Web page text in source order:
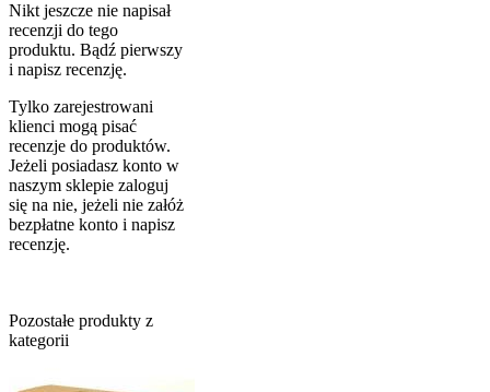
Nikt jeszcze nie napisał
recenzji do tego
produktu. Bądź pierwszy
i napisz recenzję.
Tylko zarejestrowani
klienci mogą pisać
recenzje do produktów.
Jeżeli posiadasz konto w
naszym sklepie zaloguj
się na nie, jeżeli nie załóż
bezpłatne konto i napisz
recenzję.
Pozostałe produkty z
kategorii